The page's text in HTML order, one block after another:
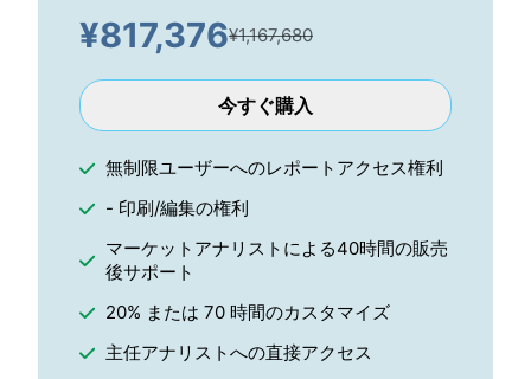
¥817,376¥1,167,680
今すぐ購入
無制限ユーザーへのレポートアクセス権利
- 印刷/編集の権利
マーケットアナリストによる40時間の販売
後サポート
20% または 70 時間のカスタマイズ
主任アナリストへの直接アクセス